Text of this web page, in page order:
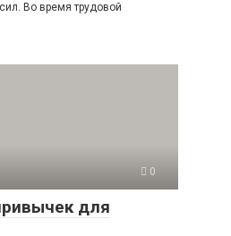
Во время трудовой
0
для